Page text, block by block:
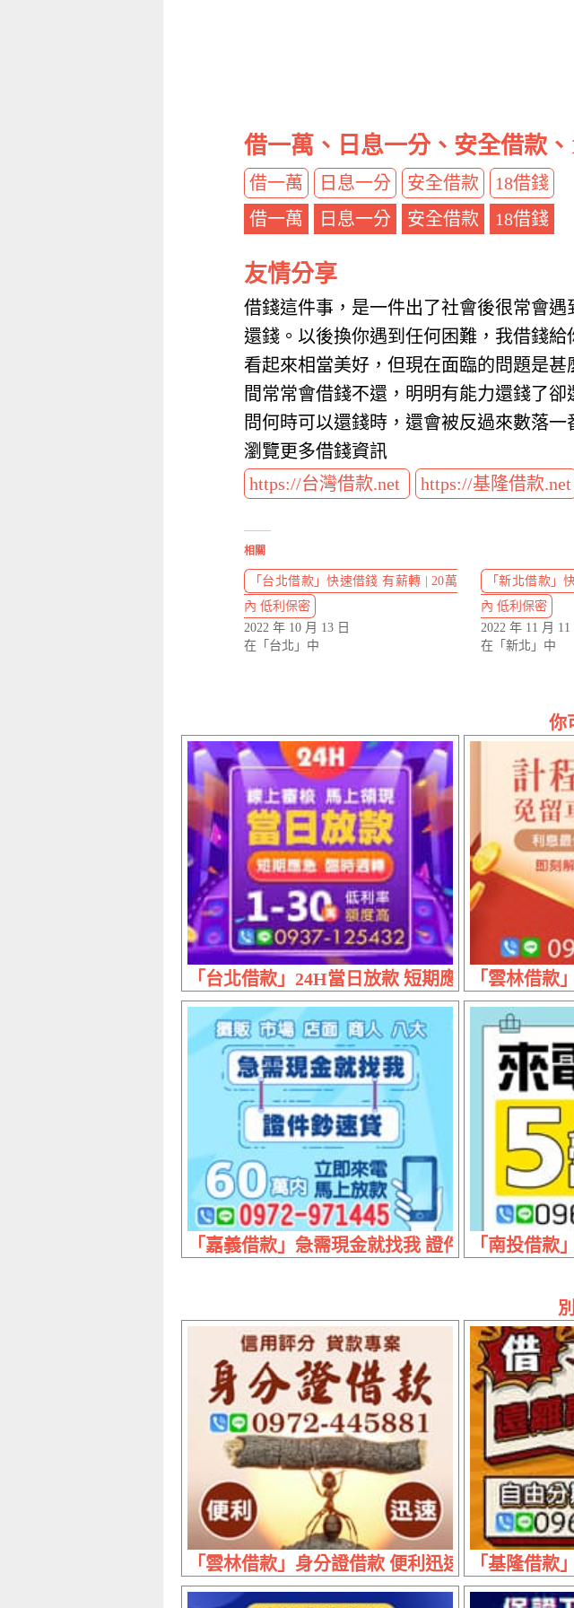
借一萬、日息一分、安全借款
借一萬 日息一分 安全借款
18借錢
借一萬
日息一分 安全借款 18借錢
友情分享
借錢這件事，是一件出了社會後很常會
還錢。以後換你遇到任何困難，我借錢
看起來相當美好，但現在面臨的問題是
間常常會借錢不還，明明有能力還錢了
問何時可以還錢時，還會被反過來數落
瀏覽更多借錢資訊
https://台灣借款.net
https://基隆借款.net
相關
「台北借款」快速借錢 有薪轉 | 20萬
內 低利保密
2022 年 10 月 13 日
在「台北」中
「新北借款」
內 低利保密
2022 年 11 月 11
在「新北」中
你
「台北借款」24H當日放款 短期應急 | 1~30萬
「雲林借款
「嘉義借款」急需現金就找我 證件超速貸 | 60萬
「南投借款
「雲林借款」身分證借款 便利迅速 | 信用評分 貸
「基隆借款